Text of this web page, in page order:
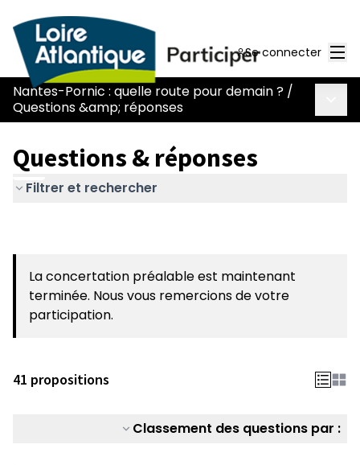
Se connecter
Nantes-Pornic : quelle route pour demain ? /
Questions &amp; réponses
Questions & réponses
Filtrer et rechercher
La concertation préalable est maintenant
terminée. Nous vous remercions de votre
participation.
41 propositions
Classement des questions par :